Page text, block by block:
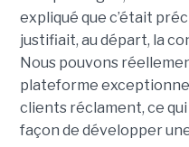
expliqué que c’était
justifiait, au départ, la
Nous pouvons
plateforme
clients réclament, ce
façon de développer